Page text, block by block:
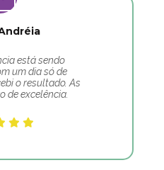
está sendo
um dia só de
o resultado. As
de excelência.